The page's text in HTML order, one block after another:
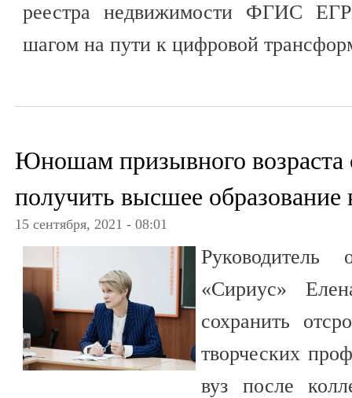
реестра недвижимости ФГИС
шагом на пути к цифровой
Юношам призывного возраста
получить высшее образование
15 сентября, 2021 - 08:01
Руководитель
«Сириус»
сохранить
творческих
вуз после